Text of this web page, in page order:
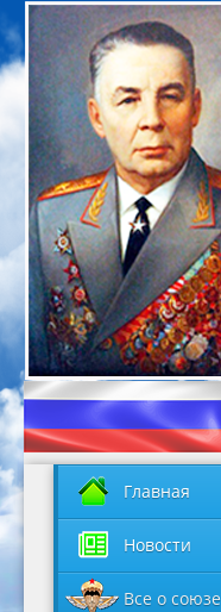
Главная
Новости
Все о союзе